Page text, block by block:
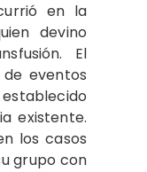
en la
devino
El
eventos
existente.
los casos
grupo con